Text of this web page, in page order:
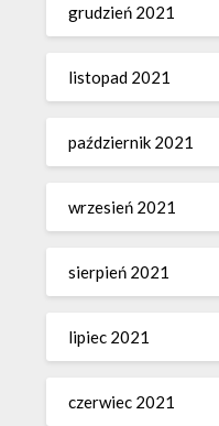
grudzień 2021
listopad 2021
październik 2021
wrzesień 2021
sierpień 2021
lipiec 2021
czerwiec 2021